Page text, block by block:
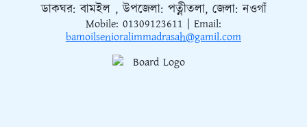
ডাকঘর: বামইল , উপজেলা: পত্নীতলা, জেলা: নওগাঁ
Mobile: 01309123611 | Email:
bamoilsenioralimmadrasah@gamil.com